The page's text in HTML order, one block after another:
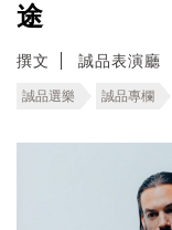
途
撰文 誠品表演廳
誠品選樂 誠品專欄